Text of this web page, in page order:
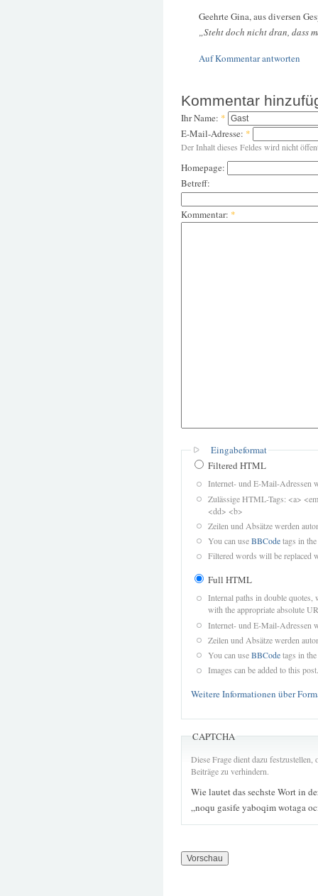
Geehrte Gina, aus diversen
„Steht doch nicht dran, dass
Auf Kommentar antworten
Kommentar
Ihr Name: *
E-Mail-Adresse: *
Der Inhalt dieses Feldes wird nicht
Homepage:
Betreff:
Kommentar: *
Eingabeformat
Filtered HTML
Internet- und E-Mail-Adressen
Zulässige HTML-Tags: <a>
<dd> <b>
Zeilen und Absätze werden
You can useBBCodetags in
Filtered words will be replaced
Full HTML
Internal paths in double quotes,
with the appropriate absolute
Internet- und E-Mail-Adressen
Zeilen und Absätze werden
You can useBBCodetags in
Images can be added to this post.
Weitere Informationen über
CAPTCHA
Diese Frage dient dazu
Beiträge zu verhindern.
Wie lautet das sechste Wort in
„noqu gasife yaboqim wotaga